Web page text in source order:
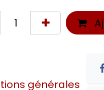
générales